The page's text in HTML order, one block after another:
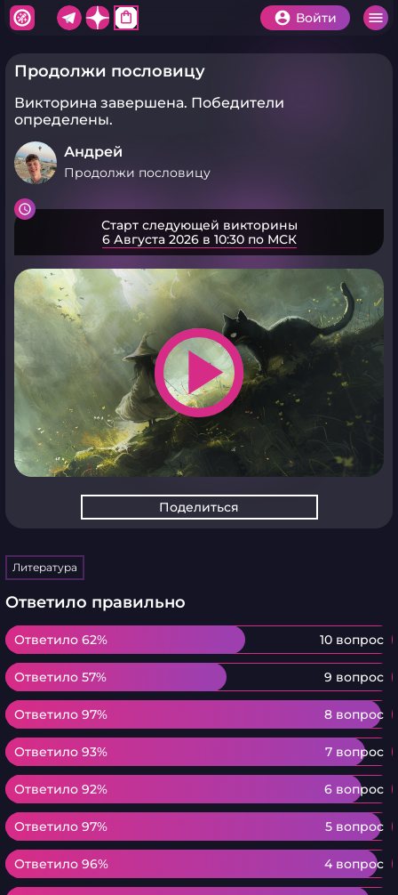
shopping_bag Войти
Продолжи пословицу
Викторина завершена. Победители
определены.
Андрей
Продолжи пословицу
Старт следующей викторины
6 Августа 2026 в 10:30 по МСК
play_arrow
Поделиться
Литература
Ответило правильно
Ответило 62% 10 вопрос
Ответило 62%
Ответило 57% 9 вопрос
Ответило 57%
Ответило 97% 8 вопрос
Ответило 97%
Ответило 93% 7 вопрос
Ответило 93%
Ответило 92% 6 вопрос
Ответило 92%
Ответило 97% 5 вопрос
Ответило 97%
Ответило 96% 4 вопрос
Ответило 96%